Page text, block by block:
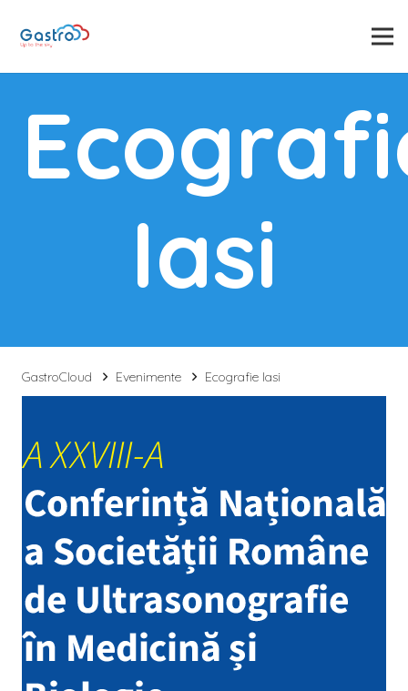
Iasi
GastroCloud Evenimente Ecografie Iasi